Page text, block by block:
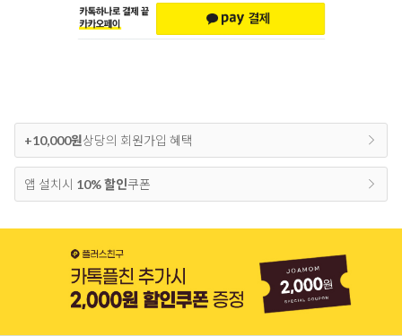
+10,000원상당의 회원가입 혜택
앱 설치시 10% 할인쿠폰